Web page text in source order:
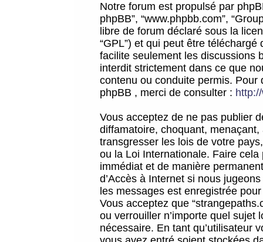
Notre forum est propulsé par
phpBB”, “www.phpbb.com”,
libre de forum déclaré sous la
“GPL”) et qui peut être téléchargé
facilite seulement les discussions
interdit strictement dans ce que
contenu ou conduite permis.
phpBB , merci de consulter :
Vous acceptez de ne pas publier
diffamatoire, choquant,
transgresser les lois de votre
ou la Loi Internationale. Faire
immédiat et de manière
d’Accès à Internet si nous
les messages est enregistrée
Vous acceptez que
ou verrouiller n’importe quel sujet
nécessaire. En tant qu’utilisateur